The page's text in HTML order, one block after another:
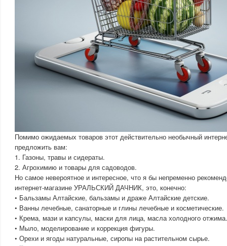
Помимо ожидаемых товаров этот действительно необычный
предложить вам:
1. Газоны, травы и сидераты.
2. Агрохимию и товары для садоводов.
Но самое невероятное и интересное, что я бы непременно
интернет-магазине УРАЛЬСКИЙ ДАЧНИК, это, конечно:
• Бальзамы Алтайские, бальзамы и драже Алтайские детские.
• Ванны лечебные, санаторные и глины лечебные и косметические.
• Крема, мази и капсулы, маски для лица, масла холодного отжима.
• Мыло, моделирование и коррекция фигуры.
• Орехи и ягоды натуральные, сиропы на растительном сырье.